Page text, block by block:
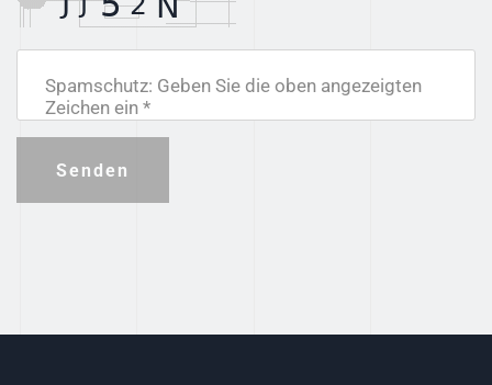
Spamschutz: Geben Sie die oben angezeigten
Zeichen ein *
Senden